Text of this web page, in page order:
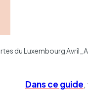
du Luxembourg
Dans ce guide